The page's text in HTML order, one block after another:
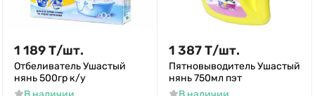
1 189Т/шт.
Отбеливатель Ушастый
нянь 500гр к/у
1 387Т/шт.
Пятновыводитель Ушастый
нянь 750мл пэт